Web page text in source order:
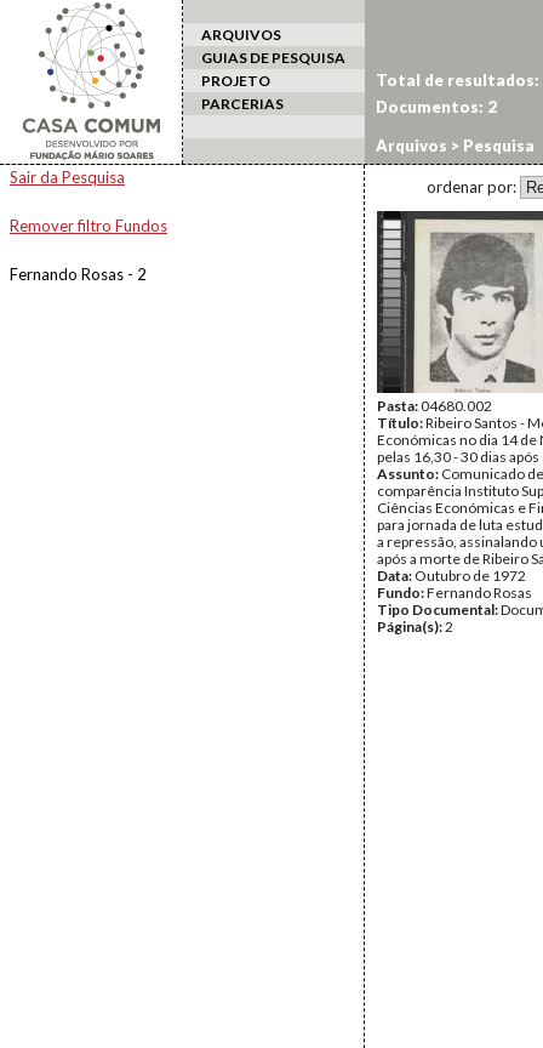
ARQUIVOS
GUIAS DE PESQUISA
PROJETO
PARCERIAS
Arquivos > Pesquisa
Sair da Pesquisa
Remover filtro Fundos
Fernando Rosas - 2
Total de resultados:
Documentos: 2
ordenar por:
Pasta:04680.002
Título:Ribeiro Santos -
Económicas no dia 14
pelas 16,30 - 30 dias
Assunto: Comunicado
comparência Instituto
Ciências Económicas e
para jornada de luta
a repressão, assinalando
após a morte de Ribeiro
Data: Outubro de 1972
Fundo:Fernando Rosas
Tipo Documental:
Página(s):2